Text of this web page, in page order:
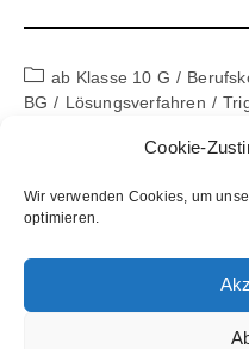
Cookie-
Wir verwenden Cookies, um
optimieren.
Beitrags-
Kategorie:
ab Klasse 10 G /
BG / Lösungsverfahren /
046 – Sinus – zweite
Gleichung – Verständnis
Lösung, die man mit
kann, eine weitere, die
muss. Dieses Video